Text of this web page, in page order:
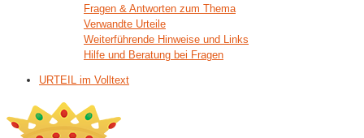
Fragen & Antworten zum Thema
Verwandte Urteile
Weiterführende Hinweise und Links
Hilfe und Beratung bei Fragen
URTEIL im Volltext